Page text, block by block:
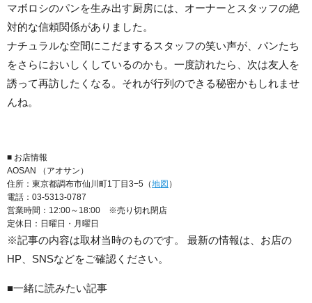
マボロシのパンを生み出す厨房には、オーナーとスタッフの絶
対的な信頼関係がありました。
ナチュラルな空間にこだまするスタッフの笑い声が、パンたち
をさらにおいしくしているのかも。一度訪れたら、次は友人を
誘って再訪したくなる。それが行列のできる秘密かもしれませ
んね。
■ お店情報
AOSAN （アオサン）
住所：東京都調布市仙川町1丁目3−5（地図 ）
電話：03-5313-0787
営業時間：12:00～18:00 ※売り切れ閉店
定休日：日曜日・月曜日
※記事の内容は取材当時のものです。 最新の情報は、お店の
HP、SNSなどをご確認ください。
■一緒に読みたい記事